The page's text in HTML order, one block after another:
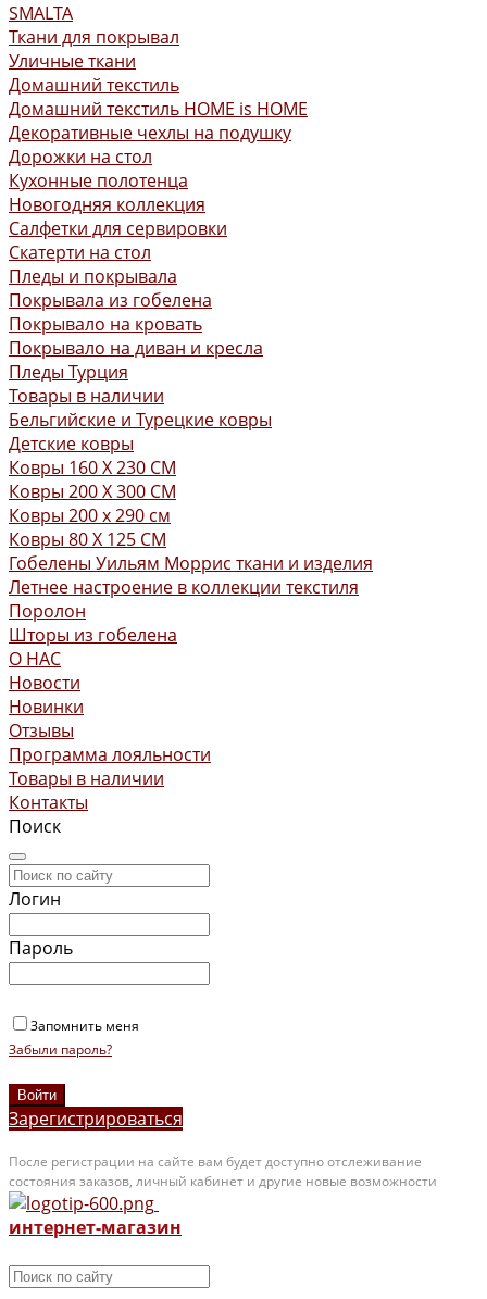
SMALTA
Ткани для покрывал
Уличные ткани
Домашний текстиль
Домашний текстиль HOME is HOME
Декоративные чехлы на подушку
Дорожки на стол
Кухонные полотенца
Новогодняя коллекция
Салфетки для сервировки
Скатерти на стол
Пледы и покрывала
Покрывала из гобелена
Покрывало на кровать
Покрывало на диван и кресла
Пледы Турция
Товары в наличии
Бельгийские и Турецкие ковры
Детские ковры
Ковры 160 X 230 СМ
Ковры 200 X 300 СМ
Ковры 200 х 290 см
Ковры 80 X 125 СМ
Гобелены Уильям Моррис ткани и изделия
Летнее настроение в коллекции текстиля
Поролон
Шторы из гобелена
О НАС
Новости
Новинки
Отзывы
Программа лояльности
Товары в наличии
Контакты
Поиск
Логин
Пароль
Запомнить меня
Забыли пароль?
Зарегистрироваться
После регистрации на сайте вам будет доступно отслеживание
состояния заказов, личный кабинет и другие новые возможности
интернет-магазин